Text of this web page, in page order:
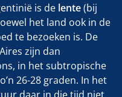
is de lente(bij
het land ook in de
te bezoeken is. De
zijn dan
in het subtropische
26-28 graden. In het